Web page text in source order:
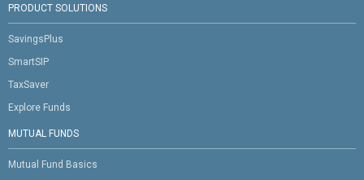
PRODUCT SOLUTIONS
SavingsPlus
SmartSIP
TaxSaver
Explore Funds
MUTUAL FUNDS
Mutual Fund Basics